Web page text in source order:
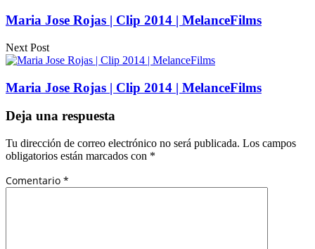
Maria Jose Rojas | Clip 2014 | MelanceFilms
Next Post
Maria Jose Rojas | Clip 2014 | MelanceFilms
Deja una respuesta
Tu dirección de correo electrónico no será publicada. Los campos
obligatorios están marcados con *
Comentario *